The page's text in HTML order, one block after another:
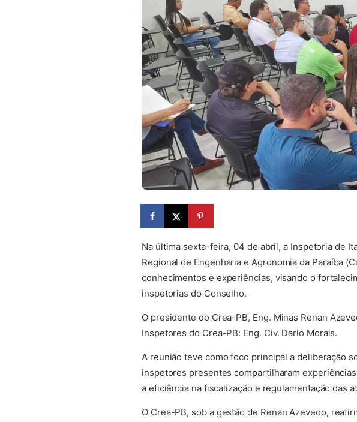
Na última sexta-feira, 04 de abril, a Inspetoria de
Regional de Engenharia e Agronomia da Paraíba
conhecimentos e experiências, visando o
inspetorias do Conselho.
O presidente do Crea-PB, Eng. Minas Renan
Inspetores do Crea-PB: Eng. Civ. Dario Morais.
A reunião teve como foco principal a deliberação
inspetores presentes compartilharam
a eficiência na fiscalização e regulamentação das
O Crea-PB, sob a gestão de Renan Azevedo,